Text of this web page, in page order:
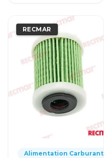
RECMAR
Alimentation Carburant